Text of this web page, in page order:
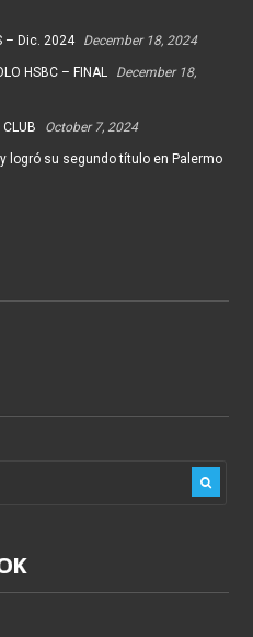
– Dic. 2024 December 18, 2024
HSBC – FINAL
December 18,
October 7, 2024
logró su segundo título en Palermo